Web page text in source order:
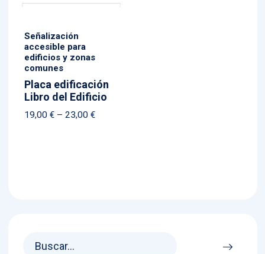
Señalización
accesible para
edificios y zonas
comunes
Placa edificación
Libro del Edificio
19,00€ – 23,00€Price